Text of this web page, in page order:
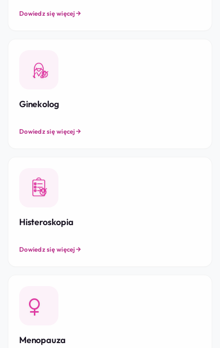
Dowiedz się więcej
Ginekolog
Dowiedz się więcej
Histeroskopia
Dowiedz się więcej
Menopauza